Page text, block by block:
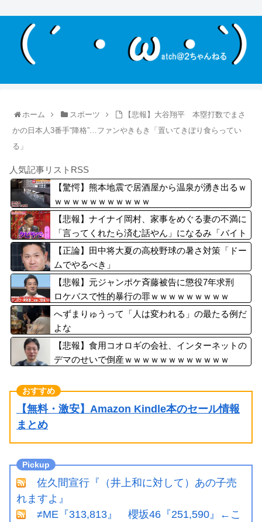
ホーム スポーツ
【悲報】大谷翔平 本塁打数でまさ
かの日本人3番手“降格”…ファンやきもき「置いてきぼり食らってい
る」
人気記事リストRSS
【驚愕】熊本地震で居酒屋から温泉が湧き出るｗ
ｗｗｗｗｗｗｗｗｗｗｗ
【悲報】ナイナイ岡村、家事をめぐる妻の不満に
「言ってくれたら済む話やん」になるみ「バイト
やったらクビやで」説教受け黙り込む
【正論】田中将大夏の高校野球の暑さ対策「ドー
ムでやるべき」
【悲報】元ジャンポケ斉藤被告に懲役7年求刑
ロケバスで性的暴行の罪ｗｗｗｗｗｗｗｗｗ
へずまりゅうって「人は変われる」の最たる例だ
よな
【悲報】食用コオロギの会社、インターネットの
デマのせいで倒産ｗｗｗｗｗｗｗｗｗｗｗｗ
【無料・激安】Amazon Kindle本のセール情報
まとめ
佐久間宣行『（井上和に対して）あの子売
れますよ』
≠ME『313,813』 櫻坂46『251,590』←こ